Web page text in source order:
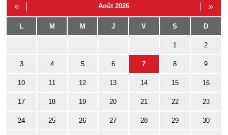
« Août 2026 »
L M M J V S D
1 2
3 4 5 6 7 8 9
10 11 12 13 14 15 16
17 18 19 20 21 22 23
24 25 26 27 28 29 30